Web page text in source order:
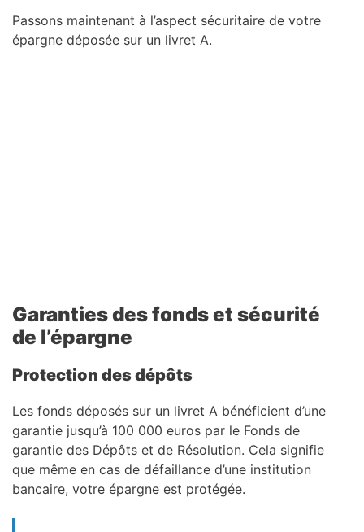
Passons maintenant à l’aspect sécuritaire de votre
épargne déposée sur un livret A.
Garanties des fonds et sécurité
de l’épargne
Protection des dépôts
Les fonds déposés sur un livret A bénéficient d’une
garantie jusqu’à 100 000 euros par le Fonds de
garantie des Dépôts et de Résolution. Cela signifie
que même en cas de défaillance d’une institution
bancaire, votre épargne est protégée.